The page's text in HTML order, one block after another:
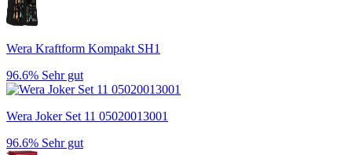
Wera Kraftform Kompakt SH1
96.6% Sehr gut
Wera Joker Set 11 05020013001
96.6% Sehr gut